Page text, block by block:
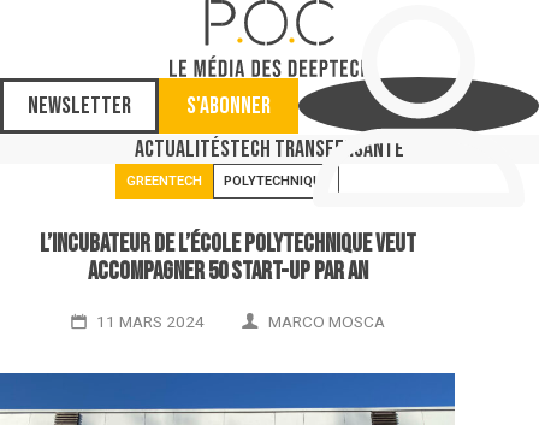
Newsletter
S'abonner
ActualitésTech TransferSanté
GREENTECH POLYTECHNIQUE
L’incubateur de l’École polytechnique veut
accompagner 50 start-up par an
11 MARS 2024 MARCO MOSCA